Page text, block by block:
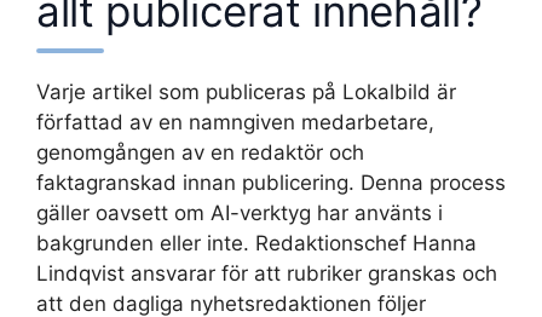
allt publicerat innehåll?
Varje artikel som publiceras på Lokalbild är
författad av en namngiven medarbetare,
genomgången av en redaktör och
faktagranskad innan publicering. Denna process
gäller oavsett om AI-verktyg har använts i
bakgrunden eller inte. Redaktionschef Hanna
Lindqvist ansvarar för att rubriker granskas och
att den dagliga nyhetsredaktionen följer